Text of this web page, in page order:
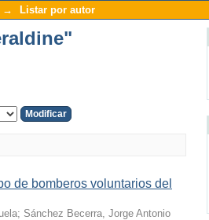
→ Listar por autor
de bomberos voluntarios del
; Sánchez Becerra, Jorge Antonio